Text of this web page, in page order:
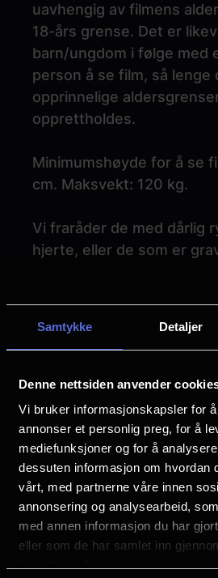
Samtykke Detaljer
Denne nettsiden anvender
Vi bruker informasjonskapsler for
annonser et personlig preg, for å
mediefunksjoner og for å
dessuten informasjon om hvordan
vårt, med partnerne våre innen
annonsering og analysearbeid,
med annen informasjon du har
eller som de har samlet inn
uavhengig av filmens
18-års grense. Det er
barn/ungdom i følge med
person å se film, så lenge
opprinnelige
opprettholdes.
Minimumshøyde for å se
cm. Maksvekt: 120 kg.
Vi fraråder de med dårlig
hjerte, eller de som er
hos Nordisk Film Kino.
Gavekortet kan
kinoer og har
kjøpsdato.
Gavekortet kan
av kioskvarer og
Gyldigheten kan
3 måneder, dersom
måneder siden